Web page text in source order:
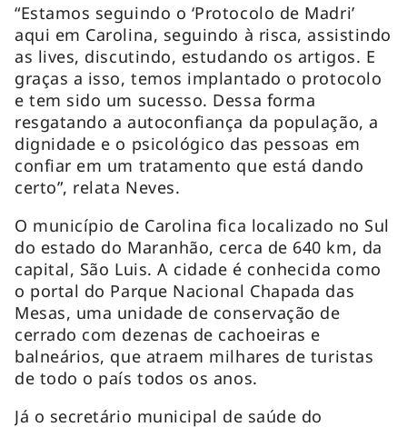
“Estamos seguindo o ‘Protocolo de Madri’
aqui em Carolina, seguindo à risca, assistindo
as lives, discutindo, estudando os artigos. E
graças a isso, temos implantado o protocolo
e tem sido um sucesso. Dessa forma
resgatando a autoconfiança da população, a
dignidade e o psicológico das pessoas em
confiar em um tratamento que está dando
certo”, relata Neves.
O município de Carolina fica localizado no Sul
do estado do Maranhão, cerca de 640 km, da
capital, São Luis. A cidade é conhecida como
o portal do Parque Nacional Chapada das
Mesas, uma unidade de conservação de
cerrado com dezenas de cachoeiras e
balneários, que atraem milhares de turistas
de todo o país todos os anos.
Já o secretário municipal de saúde do